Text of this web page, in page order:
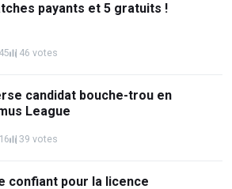
payants et 5 gratuits !
46 votes
candidat bouche-trou en
League
39 votes
confiant pour la licence